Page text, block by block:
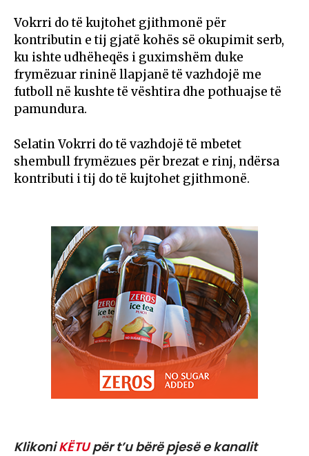
Vokrri do të kujtohet gjithmonë për
kontributin e tij gjatë kohës së okupimit serb,
ku ishte udhëheqës i guximshëm duke
frymëzuar rininë llapjanë të vazhdojë me
futboll në kushte të vështira dhe pothuajse të
pamundura.
Selatin Vokrri do të vazhdojë të mbetet
shembull frymëzues për brezat e rinj, ndërsa
kontributi i tij do të kujtohet gjithmonë.
KlikoniKËTUpër t’u bërë pjesë e kanalit